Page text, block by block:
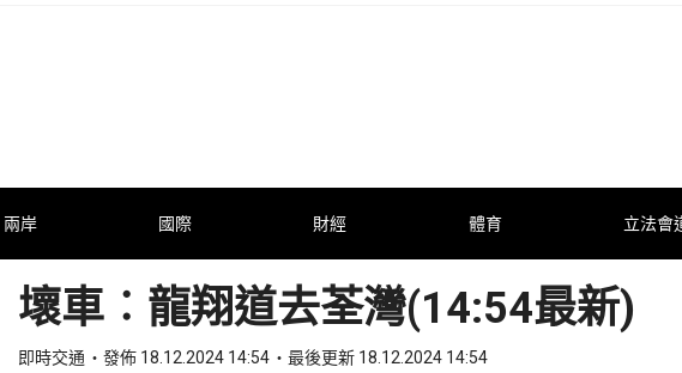
兩岸 國際 財經 體育 立法會
壞車︰龍翔道去荃灣(14:54最新)
即時交通 發佈 18.12.2024 14:54 最後更新 18.12.2024 14:54